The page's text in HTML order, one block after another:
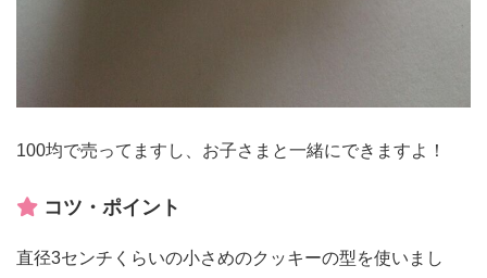
100均で売ってますし、お子さまと一緒にできますよ！
コツ・ポイント
直径3センチくらいの小さめのクッキーの型を使いまし